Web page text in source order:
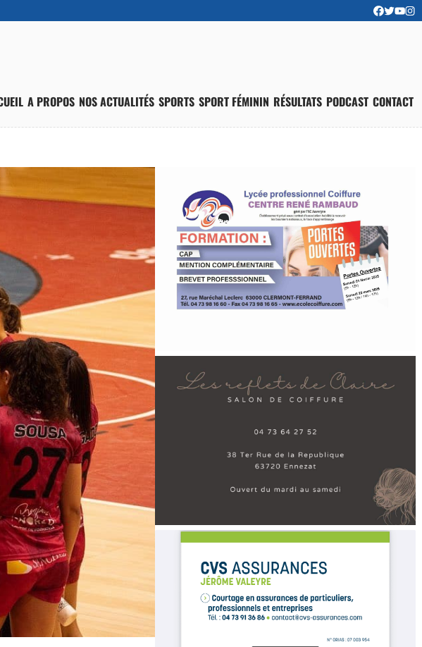
A PROPOS NOS ACTUALITÉS SPORTS SPORT FÉMININ RÉSULTATS PODCAST CONTACT